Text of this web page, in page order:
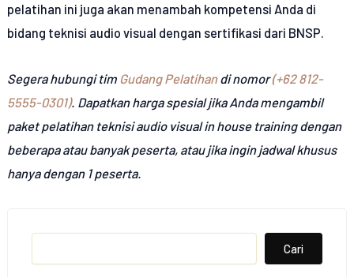
pelatihan ini juga akan menambah kompetensi Anda di
bidang teknisi audio visual dengan sertifikasi dari BNSP.
Segera hubungi tim Gudang Pelatihandi nomor(+62 812-
5555-0301). Dapatkan harga spesial jika Anda mengambil
paket pelatihan teknisi audio visual in house training dengan
beberapa atau banyak peserta, atau jika ingin jadwal khusus
hanya dengan 1 peserta.
Search
Cari